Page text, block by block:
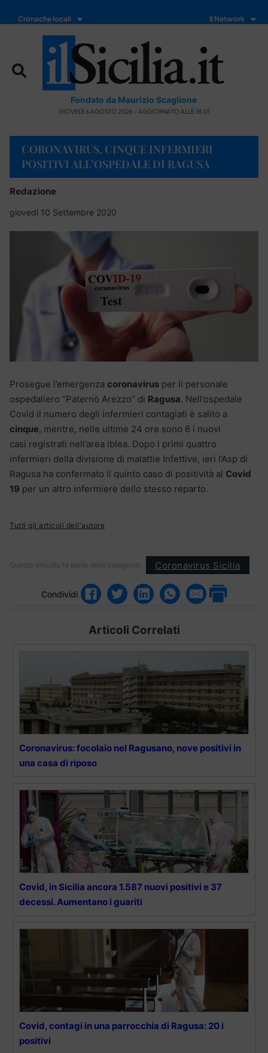
Cronache locali Il Network
Fondato da Maurizio Scaglione
GIOVEDÌ 6 AGOSTO 2026 - AGGIORNATO ALLE 18:01
CORONAVIRUS, CINQUE INFERMIERI
POSITIVI ALL’OSPEDALE DI RAGUSA
Redazione
giovedì 10 Settembre 2020
Prosegue l’emergenza coronavirus per il personale
ospedaliero “Paternò Arezzo” di Ragusa. Nell’ospedale
Covid il numero degli infermieri contagiati è salito a
cinque, mentre, nelle ultime 24 ore sono 6 i nuovi
casi registrati nell’area iblea. Dopo i primi quattro
infermieri della divisione di malattie Infettive, ieri l’Asp di
Ragusa ha confermato il quinto caso di positività al Covid
19 per un altro infermiere dello stesso reparto.
Tutti gli articoli dell'autore
Questo articolo fa parte delle categorie: Coronavirus Sicilia
Condividi
Articoli Correlati
Coronavirus: focolaio nel Ragusano, nove positivi in
una casa di riposo
Covid, in Sicilia ancora 1.587 nuovi positivi e 37
decessi. Aumentano i guariti
Covid, contagi in una parrocchia di Ragusa: 20 i
positivi